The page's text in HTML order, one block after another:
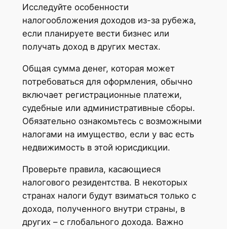
Исследуйте особенности
налогообложения доходов из-за рубежа,
если планируете вести бизнес или
получать доход в других местах.
Общая сумма денег, которая может
потребоваться для оформления, обычно
включает регистрационные платежи,
судебные или административные сборы.
Обязательно ознакомьтесь с возможными
налогами на имущество, если у вас есть
недвижимость в этой юрисдикции.
Проверьте правила, касающиеся
налогового резидентства. В некоторых
странах налоги будут взиматься только с
дохода, полученного внутри страны, в
других – с глобального дохода. Важно